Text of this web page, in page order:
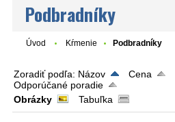
Podbradníky
Úvod Kŕmenie Podbradníky
Zoradiť podľa: Názov Cena
Odporúčané poradie
Obrázky
Tabuľka